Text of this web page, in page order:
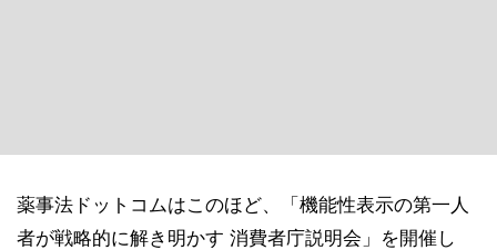
薬事法ドットコムはこのほど、「機能性表示の第一人
者が戦略的に解き明かす 消費者庁説明会」を開催し